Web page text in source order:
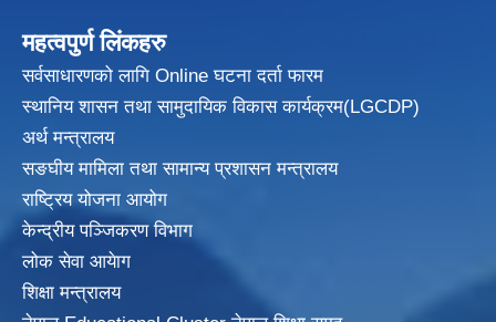
महत्वपुर्ण लिंकहरु
सर्वसाधारणको लागि Online घटना दर्ता फारम
स्थानिय शासन तथा सामुदायिक विकासकार्यक्रम(LGCDP)
अर्थ मन्त्रालय
सङघीय मामिला तथा सामान्य प्रशासन मन्त्रालय
राष्ट्रिय योजना आयोग
केन्द्रीय पञ्जिकरण विभाग
लोक सेवा आयेाग
शिक्षा मन्त्रालय